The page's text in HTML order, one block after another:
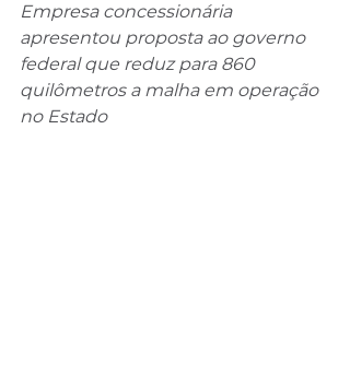
Empresa concessionária
apresentou proposta ao governo
federal que reduz para 860
quilômetros a malha em operação
no Estado